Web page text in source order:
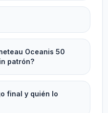
Oceanis 50
patrón?
final y quién lo